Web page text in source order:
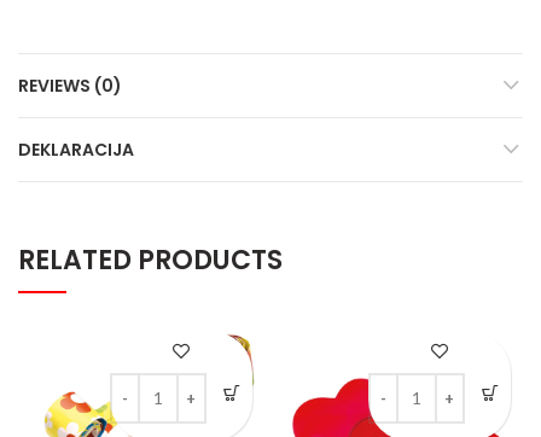
REVIEWS (0)
DEKLARACIJA
RELATED PRODUCTS
Duvaljke mix 1/4 quantity Gumeni baloni Love